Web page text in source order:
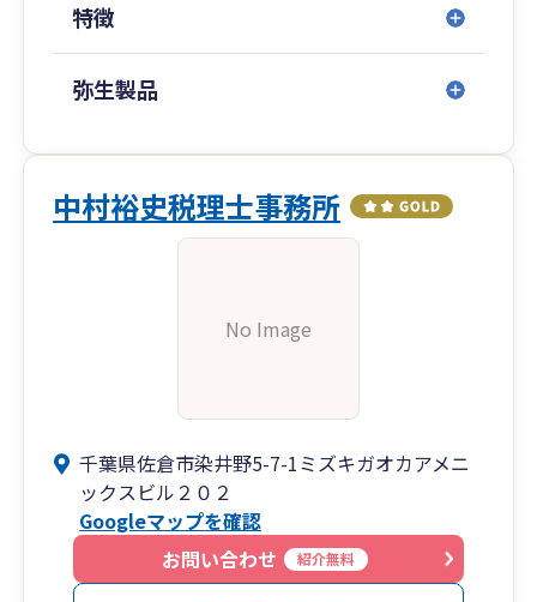
の作成はもちろん、建設業をはじめとした各種許
可取得申請、経営状況分析申請なども経験がござ
います。
特徴
弥生製品
中村裕史税理士事務所
No Image
千葉県佐倉市染井野5-7-1ミズキガオカアメニ
ックスビル２０２
Googleマップを確認
お問い合わせ
紹介無料